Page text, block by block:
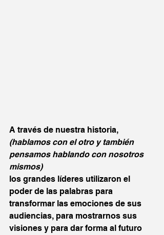
A través de nuestra historia,
(hablamos con el otro y también
pensamos hablando con nosotros
mismos)
los grandes líderes utilizaron el
poder de las palabras para
transformar las emociones de sus
audiencias, para mostrarnos sus
visiones y para dar forma al futuro